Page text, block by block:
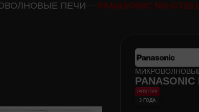
ПЕЧИ PANASONIC NN-
PANASONIC
ГАРАНТИЯ
3 ГОДА